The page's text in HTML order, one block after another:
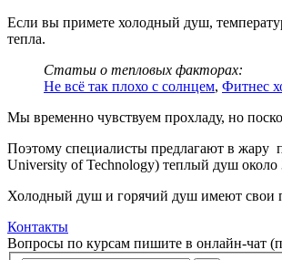
Если вы примете холодный душ,
тепла.
Статьи о тепловых факторах:
Не всё так плохо с солнцем, Фитнес
Мы временно чувствуем прохладу, но
Поэтому специалисты предлагают в жару
University of Technology) теплый душ около
Холодный душ и горячий душ имеют свои
Контакты
Вопросы по курсам пишите в онлайн-чат